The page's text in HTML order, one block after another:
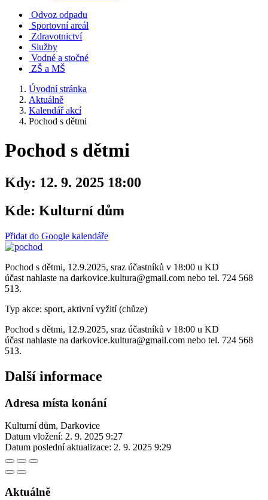
Odvoz odpadu
Sportovní areál
Zdravotnictví
Služby
Vodné a stočné
ZŠ a MŠ
Úvodní stránka
Aktuálně
Kalendář akcí
Pochod s dětmi
Pochod s dětmi
Kdy: 12. 9. 2025 18:00
Kde: Kulturní dům
Přidat do Google kalendáře
Pochod s dětmi, 12.9.2025, sraz účastníků v 18:00 u KD
účast nahlaste na darkovice.kultura@gmail.com nebo tel. 724 568
513.
Typ akce: sport, aktivní vyžití (chůze)
Pochod s dětmi, 12.9.2025, sraz účastníků v 18:00 u KD
účast nahlaste na darkovice.kultura@gmail.com nebo tel. 724 568
513.
Další informace
Adresa místa konání
Kulturní dům, Darkovice
Datum vložení: 2. 9. 2025 9:27
Datum poslední aktualizace: 2. 9. 2025 9:29
Aktuálně